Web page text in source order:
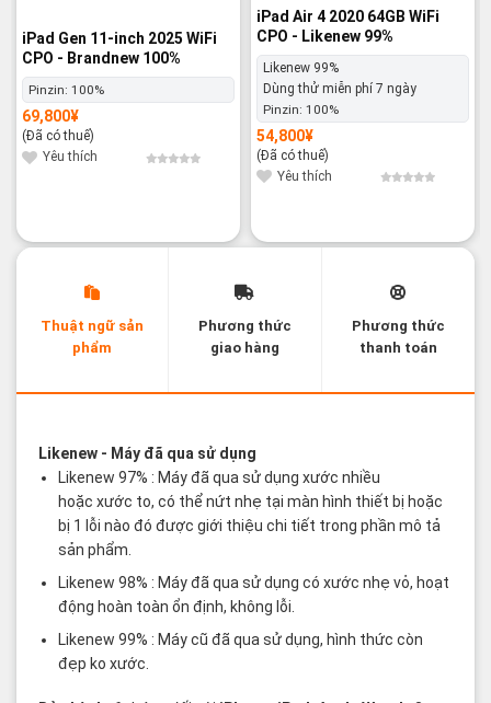
iPad Gen 11-inch 2025 WiFi
CPO - Brandnew 100%
Pinzin: 100%
69,800¥
(Đã có thuế)
Yêu thích
iPad Air 4 2020 64GB WiFi
CPO - Likenew 99%
Likenew 99%
Dùng thử miễn phí 7 ngày
Pinzin: 100%
54,800¥
(Đã có thuế)
Yêu thích
Thuật ngữ sản
phẩm
Phương thức
giao hàng
Phương thức
thanh toán
Likenew- Máy đã qua sử dụng
Likenew 97% : Máy đã qua sử dụng xước nhiều
hoặc xước to, có thể nứt nhẹ tại màn hình thiết bị hoặc
bị 1 lỗi nào đó được giới thiệu chi tiết trong phần mô tả
sản phẩm.
Likenew 98% : Máy đã qua sử dụng có xước nhẹ vỏ, hoạt
động hoàn toàn ổn định, không lỗi.
Likenew 99% : Máy cũ đã qua sử dụng, hình thức còn
đẹp ko xước.